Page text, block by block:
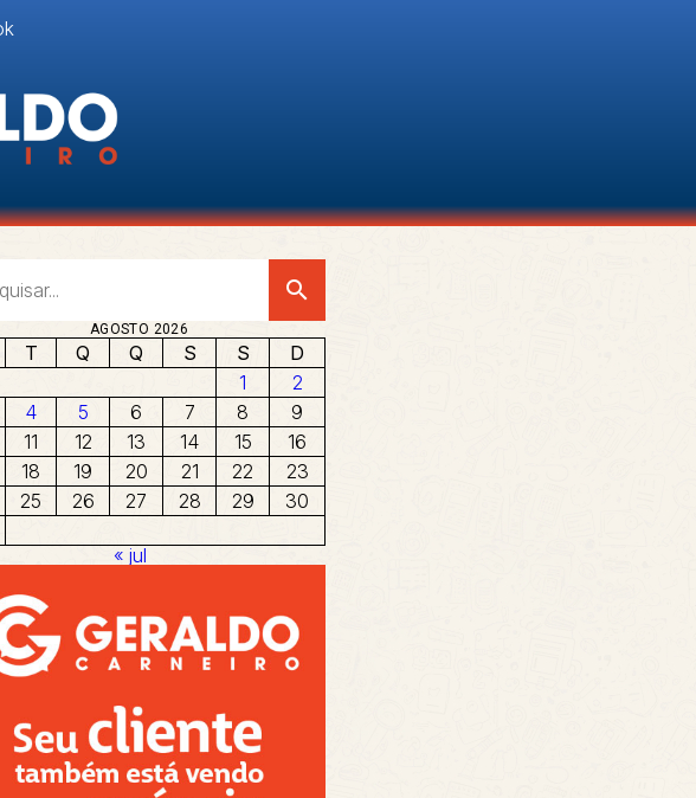
search
AGOSTO 2026
T Q Q S S
D
1
2
4 5 6 7 8
9
11 12 13 14 15
16
18 19 20 21 22
23
25 26 27 28 29
30
« jul